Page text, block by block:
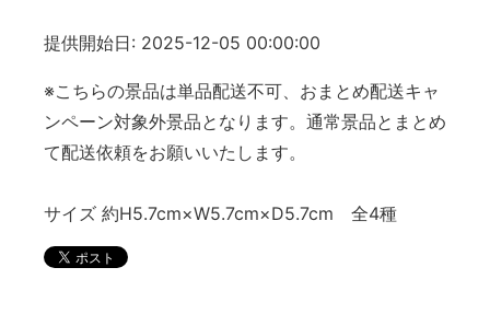
提供開始日: 2025-12-05 00:00:00
※こちらの景品は単品配送不可、おまとめ配送キャ
ンペーン対象外景品となります。通常景品とまとめ
て配送依頼をお願いいたします。
サイズ 約H5.7cm×W5.7cm×D5.7cm 全4種